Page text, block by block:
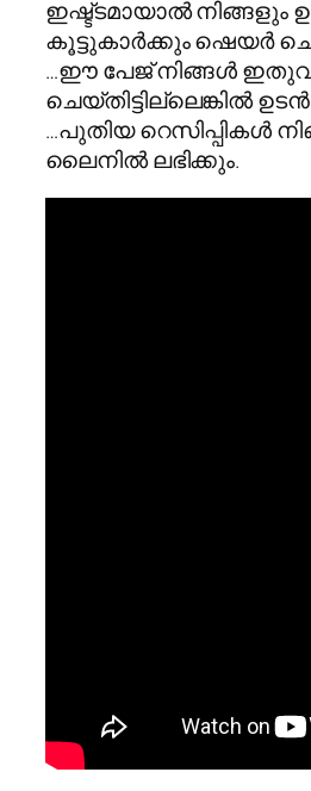
ഇഷ്ട്ടമായാല്‍ നിങ്ങളും
കൂട്ടുകാര്‍ക്കും ഷെയര്‍
…ഈ പേജ് നിങ്ങള്‍
ചെയ്തിട്ടില്ലെങ്കില്‍
…പുതിയ റെസിപ്പികള്‍
ലൈനില്‍ ലഭിക്കും.